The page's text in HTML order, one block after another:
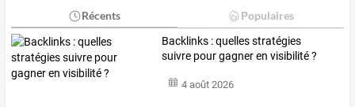
Récents Populaires
Backlinks : quelles stratégies
suivre pour gagner en visibilité ?
4 août 2026